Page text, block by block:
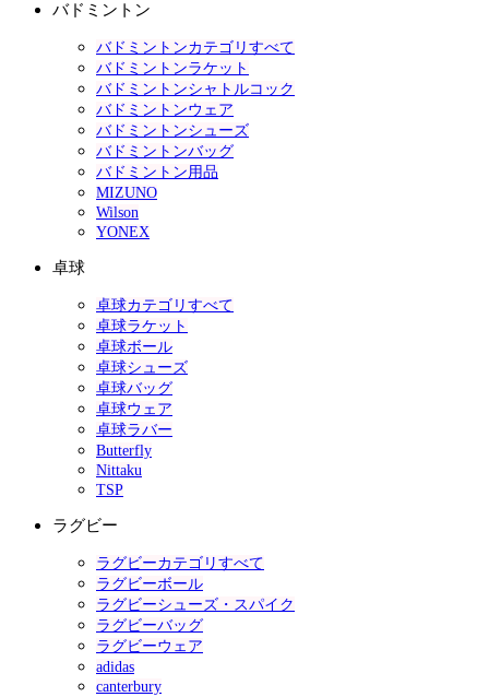
バドミントン
バドミントンカテゴリすべて
バドミントンラケット
バドミントンシャトルコック
バドミントンウェア
バドミントンシューズ
バドミントンバッグ
バドミントン用品
MIZUNO
Wilson
YONEX
卓球
卓球カテゴリすべて
卓球ラケット
卓球ボール
卓球シューズ
卓球バッグ
卓球ウェア
卓球ラバー
Butterfly
Nittaku
TSP
ラグビー
ラグビーカテゴリすべて
ラグビーボール
ラグビーシューズ・スパイク
ラグビーバッグ
ラグビーウェア
adidas
canterbury